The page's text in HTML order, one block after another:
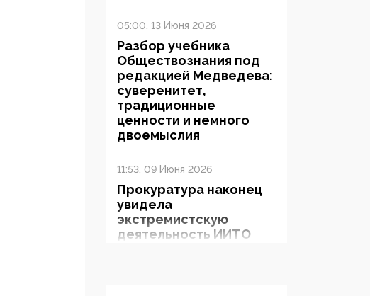
05:00, 13 Июня 2026
Разбор учебника
Обществознания под
редакцией Медведева:
суверенитет,
традиционные
ценности и немного
двоемыслия
11:53, 09 Июня 2026
Прокуратура наконец
увидела
экстремистскую
деятельность ИИТО